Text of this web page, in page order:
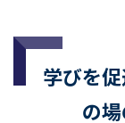
学びを
の